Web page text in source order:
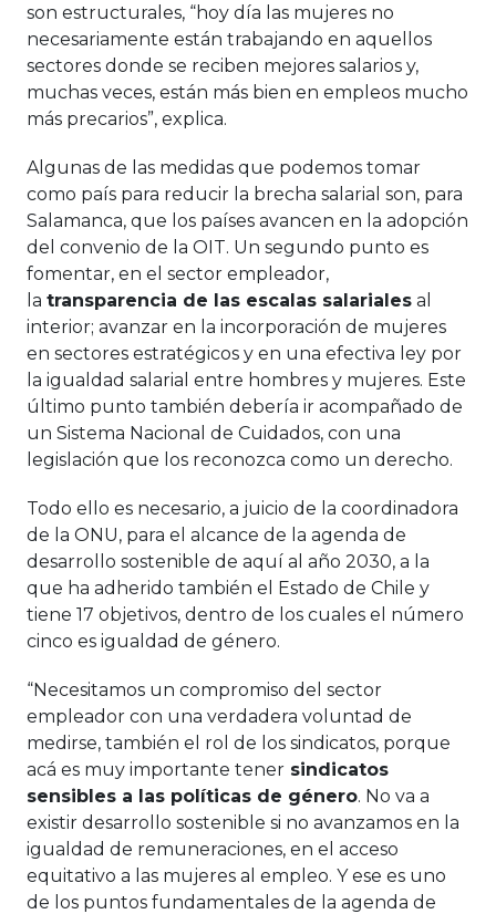
son estructurales, “hoy día las mujeres no
necesariamente están trabajando en aquellos
sectores donde se reciben mejores salarios y,
muchas veces, están más bien en empleos mucho
más precarios”, explica.
Algunas de las medidas que podemos tomar
como país para reducir la brecha salarial son, para
Salamanca, que los países avancen en la adopción
del convenio de la OIT. Un segundo punto es
fomentar, en el sector empleador,
la transparencia de las escalas salariales al
interior; avanzar en la incorporación de mujeres
en sectores estratégicos y en una efectiva ley por
la igualdad salarial entre hombres y mujeres. Este
último punto también debería ir acompañado de
un Sistema Nacional de Cuidados, con una
legislación que los reconozca como un derecho.
Todo ello es necesario, a juicio de la coordinadora
de la ONU, para el alcance de la agenda de
desarrollo sostenible de aquí al año 2030, a la
que ha adherido también el Estado de Chile y
tiene 17 objetivos, dentro de los cuales el número
cinco es igualdad de género.
“Necesitamos un compromiso del sector
empleador con una verdadera voluntad de
medirse, también el rol de los sindicatos, porque
acá es muy importante tener sindicatos
sensibles a las políticas de género. No va a
existir desarrollo sostenible si no avanzamos en la
igualdad de remuneraciones, en el acceso
equitativo a las mujeres al empleo. Y ese es uno
de los puntos fundamentales de la agenda de